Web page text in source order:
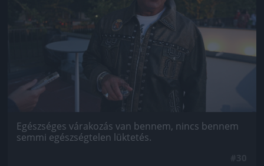
Egészséges várakozás van bennem, nincs bennem
semmi egészségtelen lüktetés.